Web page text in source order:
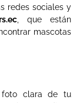
redes sociales y
, que están
mascotas
clara de tu